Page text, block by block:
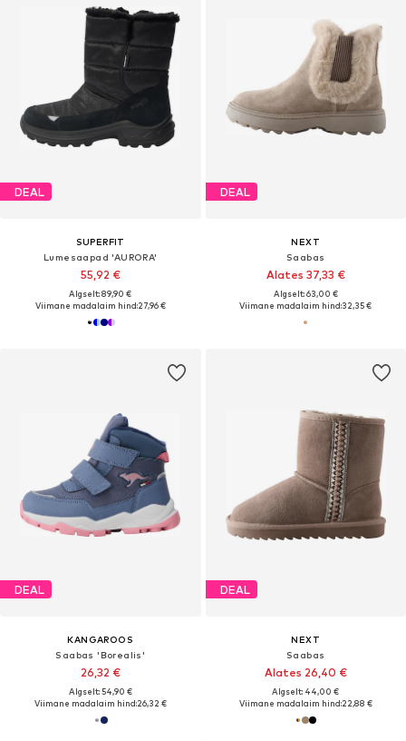
DEAL
SUPERFIT
Lumesaapad 'AURORA'
55,92 €
Algselt: 89,90 €
Viimane madalaim hind:27,96 €
DEAL
NEXT
Saabas
Alates 37,33 €
Algselt: 63,00 €
Viimane madalaim hind:32,35 €
DEAL
KANGAROOS
Saabas 'Borealis'
26,32 €
Algselt: 54,90 €
Viimane madalaim hind:26,32 €
DEAL
NEXT
Saabas
Alates 26,40 €
Algselt: 44,00 €
Viimane madalaim hind:22,88 €